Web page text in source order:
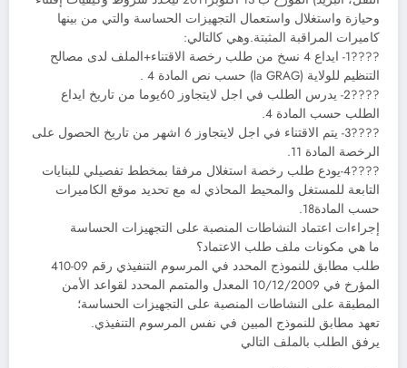
وحيازة واستغلال واستعمال التجهيزات الحساسة والتي من بينها
كاميرات المراقبة المثبتة.وهي كالتالي:
????1- ايداع 4 نسخ من طلب رخصة الاقتناء+الملف لدى مصالح
التنظيم للولاية (la GRAG) حسب نص المادة 4 .
????2- يدرس الطلب في اجل لايتجاوز 60يوما من تاريخ ايداع
الطلب حسب المادة 4.
????3- يتم الاقتناء في اجل لايتجاوز 6 اشهر من تاريخ الحصول على
الرخصة المادة 11.
????4-يودع طلب رخصة استغلال مرفقا بمخطط تفصيلي للبنايات
التابعة للمستغل والمحيط المحاذي له مع تحديد موقع الكاميرات
حسب المادة18.
إجراءات اعتماد النشاطات المنصبة على التجهيزات الحساسة
ما هي مكونات ملف طلب الاعتماد؟
طلب مطابق للنموذج المحدد في المرسوم التنفيذي رقم 09-410
المؤرخ في 10/12/2009 المعدل والمتمم المحدد لقواعد الأمن
المطبقة على النشاطات المنصبة على التجهيزات الحساسة؛
تعهد مطابق للنموذج المبين في نفس المرسوم التنفيذي.
يرفق الطلب بالملف التالي